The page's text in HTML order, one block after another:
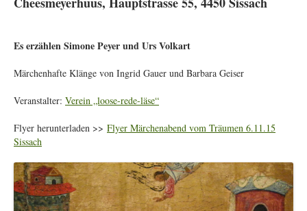
Es erzählen Simone Peyer und Urs Volkart
Märchenhafte Klänge von Ingrid Gauer und Barbara Geiser
Veranstalter: Verein „loose-rede-läse“
Flyer herunterladen >> Flyer Märchenabend vom Träumen 6.11.15
Sissach